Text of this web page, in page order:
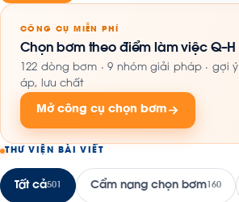
CÔNG CỤ MIỄN PHÍ
Chọn bơm theo điểm làm việc
122 dòng bơm · 9 nhóm giải pháp · gợi
áp, lưu chất
Mở công cụ chọn bơm
THƯ VIỆN BÀI VIẾT
Tất cả501 Cẩm nang chọn bơm 160